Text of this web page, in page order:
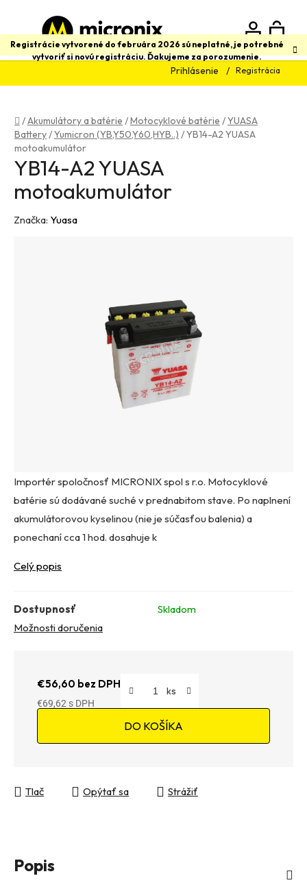
obsah
Registrácie vytvorené do februára 2026 sú neplatné, je potrebné
vytvoriť si novú registráciu. Ďakujeme za porozumenie.
Prihlásenie Registrácia
Hľadať
Domov
/Akumulátory a batérie /Motocyklové batérie /YUASA
Battery/Yumicron (YB,Y50,Y60,HYB..) /YB14-A2 YUASA
motoakumulátor
Importér spoločnosť MICRONIX spol s r.o. Motocyklové
batérie sú dodávané suché v prednabitom stave. Po naplnení
akumulátorovou kyselinou (nie je súčasťou balenia) a
ponechaní cca 1 hod. dosahuje k
Celý popis
Dostupnosť
Skladom
Možnosti doručenia
€56,60 bez DPH
€69,62
DO KOŠÍKA
Tlač Opýtať sa Strážiť
YB14-A2 YUASA
motoakumulátor
Značka: Yuasa
Popis